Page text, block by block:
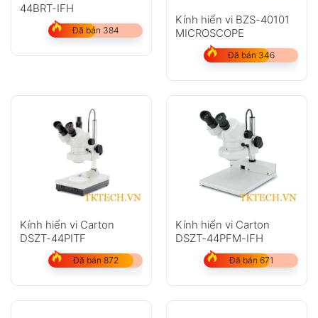
GỬI
Không có bình luận nào
44BRT-IFH
Đã bán 384
Kính hiển vi BZS-40101
MICROSCOPE
Đã bán 346
Kính hiển vi Carton
DSZT-44PITF
Đã bán 872
Kính hiển vi Carton
DSZT-44PFM-IFH
Đã bán 671